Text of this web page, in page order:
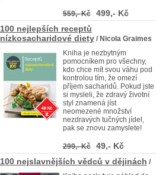
559,- Kč 499,- Kč
100 nejlepších receptů
nízkosacharidové diety/ Nicola Graimes
Kniha je nezbytným
pomocníkem pro všechny,
kdo chce mít svou váhu pod
kontrolou tím, že omezí
příjem sacharidů. Pokud jste
si mysleli, že zdravý životní
styl znamená jíst
neomezené množství
nezdravých tučných jídel,
pak se znovu zamyslete!
299,- Kč 49,- Kč
100 nejslavnějších vědců v dějinách /